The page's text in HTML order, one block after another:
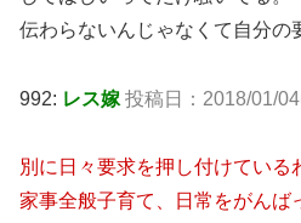
伝わらないんじゃなくて自分の
992: レス嫁 投稿日：2018/01/
別に日々要求を押し付けている
家事全般子育て、日常をがんば